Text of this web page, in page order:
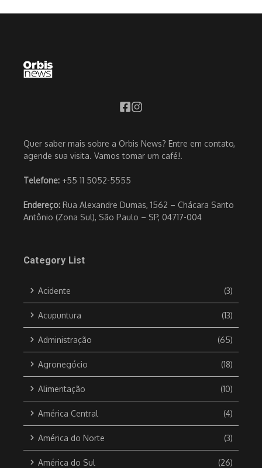
Quer saber mais sobre a Orbis News? Entre em contato,
agende sua visita. Vamos tomar um café!.
Telefone: +55 11 5052-5555
Endereço: Rua Alexandre Dumas, 1562 – Chácara Santo
Antônio (Zona Sul), São Paulo – SP, 04717-004
Category List
Acidente (3)
Acupuntura (13)
Administração (65)
Agronegócio (18)
Alimentação (10)
América Central (4)
América do Norte (3)
América do Sul (26)